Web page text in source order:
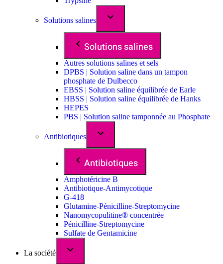
Solutions salines
Solutions salines
Autres solutions salines et sels
DPBS | Solution saline dans un tampon
phosphate de Dulbecco
EBSS | Solution saline équilibrée de Earle
HBSS | Solution saline équilibrée de Hanks
HEPES
PBS | Solution saline tamponnée au Phosphate
Antibiotiques
Antibiotiques
Amphotéricine B
Antibiotique-Antimycotique
G-418
Glutamine-Pénicilline-Streptomycine
Nanomycopulitine® concentrée
Pénicilline-Streptomycine
Sulfate de Gentamicine
La société